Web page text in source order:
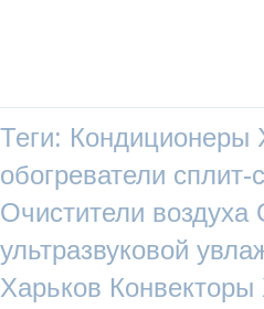
Теги: Кондиционеры
обогреватели сплит-
Очистители воздуха
ультразвуковой
Харьков Конвекторы